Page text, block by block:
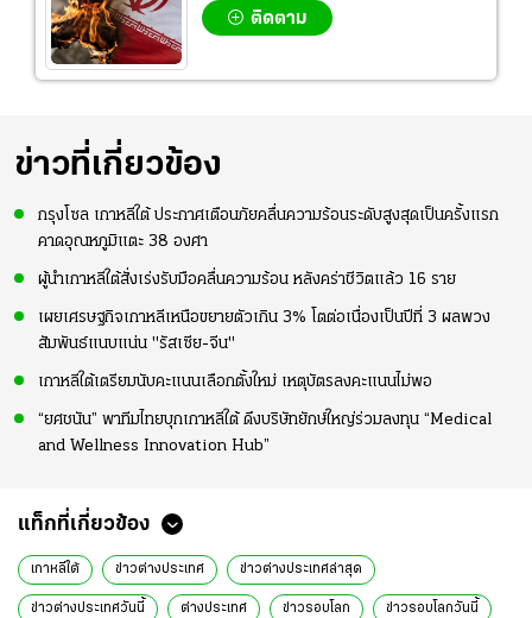
ติดตาม
ข่าวที่เกี่ยวข้อง
กรุงโซล เกาหลีใต้ ประกาศเตือนภัยคลื่นความร้อนระดับสูงสุดเป็นครั้งแรก
คาดอุณหภูมิแตะ 38 องศา
ผู้นำเกาหลีใต้สั่งเร่งรับมือคลื่นความร้อน หลังคร่าชีวิตแล้ว 16 ราย
เผยเศรษฐกิจเกาหลีเหนือขยายตัวเกิน 3% โตต่อเนื่องเป็นปีที่ 3 ผลพวง
สัมพันธ์แนบแน่น "รัสเซีย-จีน"
เกาหลีใต้เตรียมนับคะแนนเลือกตั้งใหม่ เหตุบัตรลงคะแนนไม่พอ
“ยศชนัน” พาทีมไทยบุกเกาหลีใต้ ดึงบริษัทยักษ์ใหญ่ร่วมลงทุน “Medical
and Wellness Innovation Hub”
แท็กที่เกี่ยวข้อง
เกาหลีใต้ ข่าวต่างประเทศ ข่าวต่างประเทศล่าสุด
ข่าวต่างประเทศวันนี้ ต่างประเทศ ข่าวรอบโลก ข่าวรอบโลกวันนี้